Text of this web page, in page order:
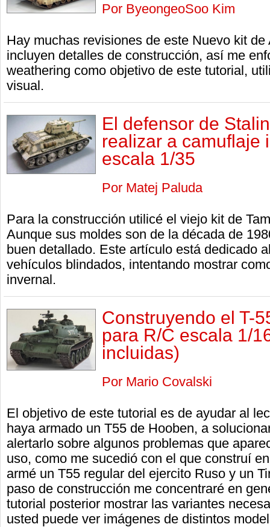
Por ByeongeoSoo Kim
Hay muchas revisiones de este Nuevo kit
incluyen detalles de construcción, así me
weathering como objetivo de este tutorial,
visual.
El defensor de
realizar a camuflaje
escala 1/35
Por Matej Paluda
Para la construcción utilicé el viejo kit de
Aunque sus moldes son de la década de
buen detallado. Este artículo está dedicado
vehículos blindados, intentando mostrar
invernal.
Construyendo el T-
para R/C escala 1/
incluidas)
Por Mario Covalski
El objetivo de este tutorial es de ayudar al
haya armado un T55 de Hooben, a
alertarlo sobre algunos problemas que
uso, como me sucedió con el que construí
armé un T55 regular del ejercito Ruso y un
paso de construcción me concentraré en
tutorial posterior mostrar las variantes
usted puede ver imágenes de distintos